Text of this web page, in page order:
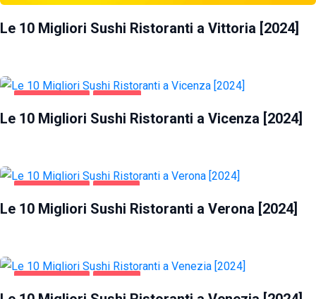
Le 10 Migliori Sushi Ristoranti a Vittoria [2024]
Le 10 Migliori Sushi Ristoranti a Vicenza [2024]
Le 10 Migliori Sushi Ristoranti a Verona [2024]